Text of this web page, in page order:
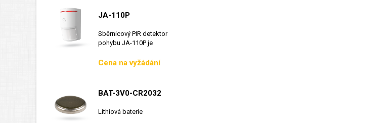
JA-110P
Sběrnicový PIR detektor
pohybu JA-110P je
Cena
Cena na vyžádání
BAT-3V0-CR2032
Lithiová baterie